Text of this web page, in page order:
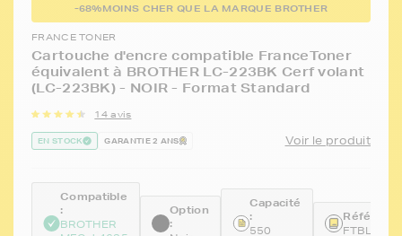
-68%MOINS CHER QUE LA MARQUE BROTHER
FRANCE TONER
Cartouche d'encre compatible FranceToner
équivalent à BROTHER LC-223BK Cerf volant
(LC-223BK) - NOIR - Format Standard
14 avis
EN STOCK GARANTIE 2 ANS Voir le produit
Compatible
:
BROTHER
Option
:
Capacité
:
550